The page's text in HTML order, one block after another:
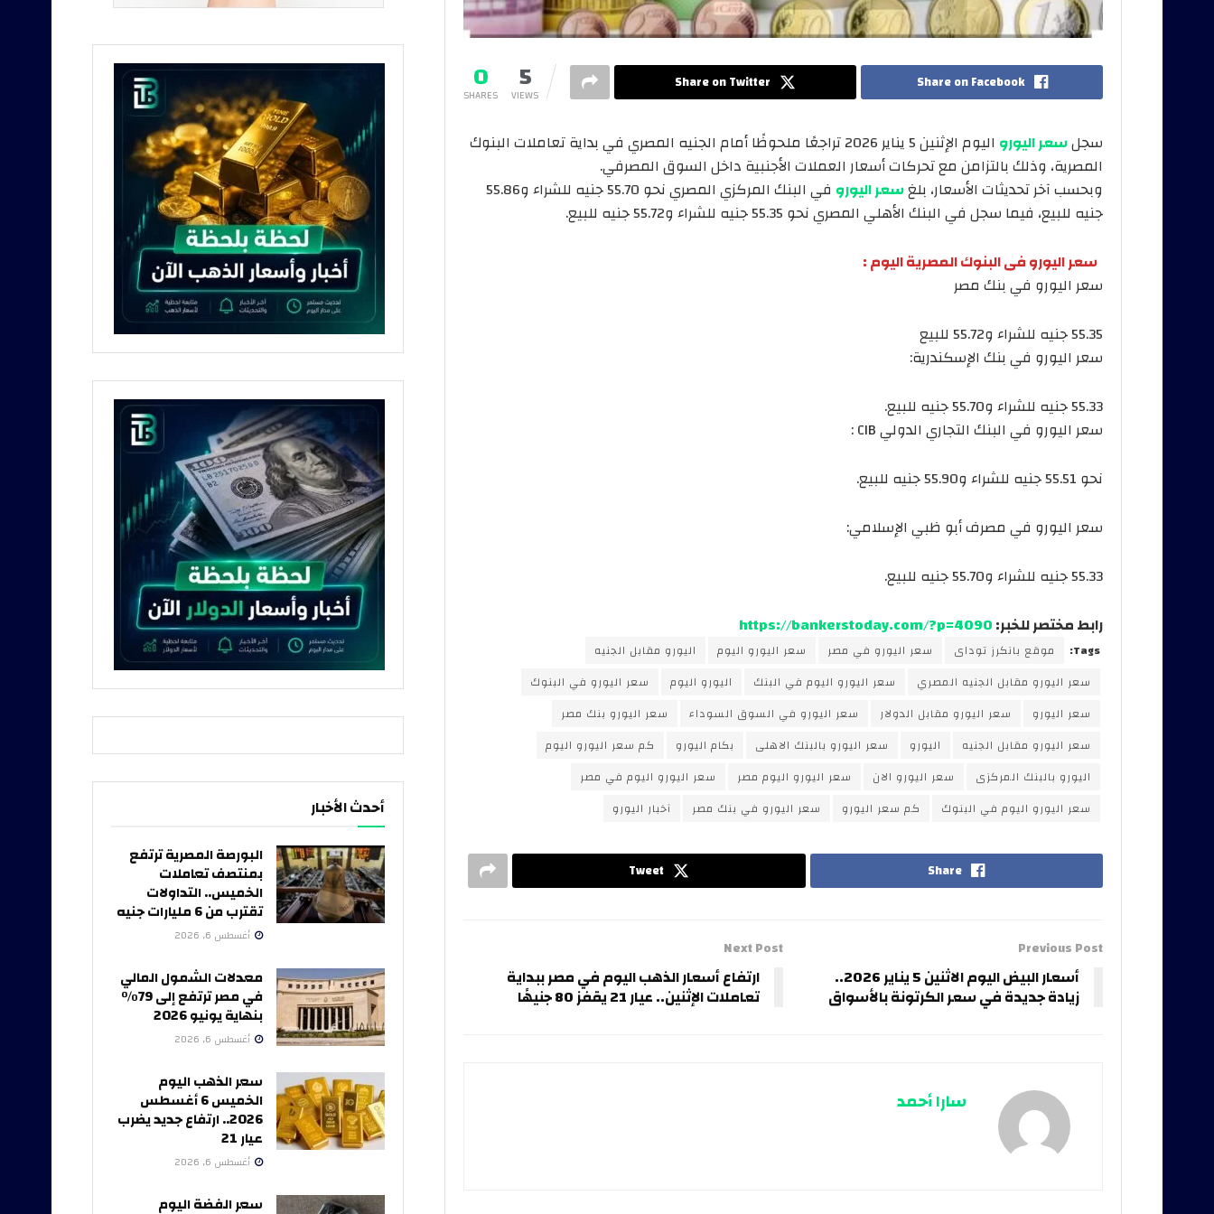
0
SHARES 5
VIEWS
Share on Facebook
Share on Twitter
سجلسعر اليورو
اليوم الإثنين 5 يناير 2026 تراجعًا ملحوظًا أمام الجنيه المصري في بداية تعاملات البنوك
المصرية، وذلك بالتزامن مع تحركات أسعار العملات الأجنبية داخل السوق المصرفي.
وبحسب آخر تحديثات الأسعار، بلغسعر اليورو
في البنك المركزي المصري نحو 55.70 جنيه للشراء و55.86
جنيه للبيع، فيما سجل في البنك الأهلي المصري نحو 55.35 جنيه للشراء و55.72 جنيه للبيع.
سعر اليورو فى البنوك المصرية اليوم :
سعر اليورو في بنك مصر
55.35 جنيه للشراء و55.72 للبيع
سعر اليورو في بنك الإسكندرية:
55.33 جنيه للشراء و55.70 جنيه للبيع.
سعر اليورو في البنك التجاري الدولي CIB :
نحو 55.51 جنيه للشراء و55.90 جنيه للبيع.
سعر اليورو في مصرف أبو ظبي الإسلامي:
55.33 جنيه للشراء و55.70 جنيه للبيع.
رابط مختصر للخبر:https://bankerstoday.com/?p=4090
Tags: موقع بانكرز توداى سعر اليورو في مصر سعر اليورو اليوم
اليورو مقابل الجنيه
سعر اليورو مقابل الجنيه المصري
سعر اليورو اليوم في البنك اليورو اليوم
سعر اليورو في البنوك
سعر اليورو
سعر اليورو مقابل الدولار سعر اليورو في السوق السوداء
سعر اليورو بنك مصر
سعر اليورو مقابل الجنيه
اليورو سعر اليورو بالبنك الاهلى بكام اليورو
كم سعر اليورو اليوم
اليورو بالبنك المركزى
سعر اليورو الان سعر اليورو اليوم مصر
سعر اليورو اليوم في مصر
سعر اليورو اليوم في البنوك
كم سعر اليورو سعر اليورو في بنك مصر آخبار اليورو
Share
Tweet
Previous Post
أسعار البيض اليوم الاثنين 5 يناير 2026..
زيادة جديدة في سعر الكرتونة بالأسواق
Next Post
ارتفاع أسعار الذهب اليوم في مصر ببداية
تعاملات الإثنين.. عيار 21 يقفز 80 جنيهًا
سارا أحمد
أحدث الأخبار
البورصة المصرية ترتفع
بمنتصف تعاملات
الخميس.. التداولات
تقترب من 6 مليارات جنيه
أغسطس 6, 2026
معدلات الشمول المالي
في مصر ترتفع إلى 79%
بنهاية يونيو 2026
أغسطس 6, 2026
سعر الذهب اليوم
الخميس 6 أغسطس
2026.. ارتفاع جديد يضرب
عيار 21
أغسطس 6, 2026
سعر الفضة اليوم